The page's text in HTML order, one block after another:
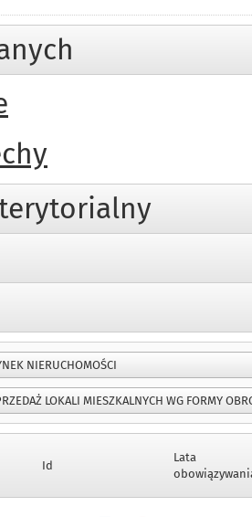
terytorialny
Id
Lata